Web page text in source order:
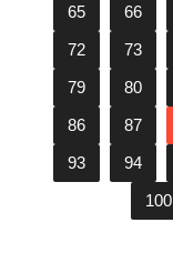
65
66
72
73
79
80
86
87
93
94
100